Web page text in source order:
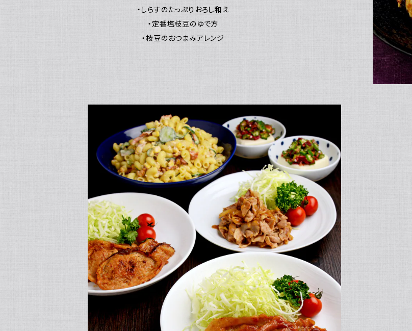
・しらすのたっぷりおろし和え
・定番塩枝豆のゆで方
・枝豆のおつまみアレンジ